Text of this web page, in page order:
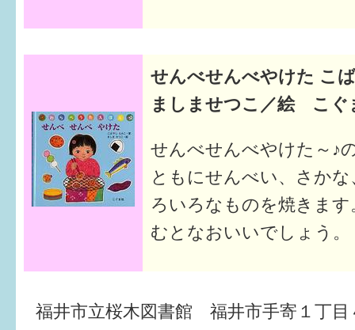
せんべせんべやけた こ
ましませつこ／絵 こぐ
せんべせんべやけた～♪
ともにせんべい、さか
ろいろなものを焼きま
むとなおいいでしょう。
福井市立桜木図書館 福井市手寄１丁